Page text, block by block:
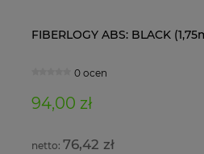
FIBERLOGY ABS: BLACK
0 ocen
94,00 zł
76,42 zł